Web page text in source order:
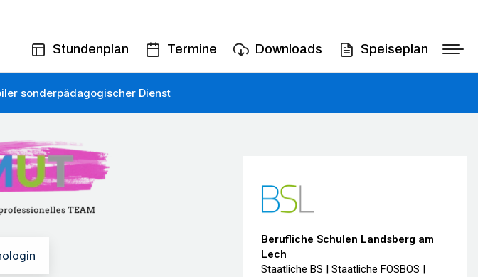
Stundenplan Termine Downloads Speiseplan
sonderpädagogischer Dienst
Berufliche Schulen Landsberg am
Lech
Staatliche BS | Staatliche FOSBOS |